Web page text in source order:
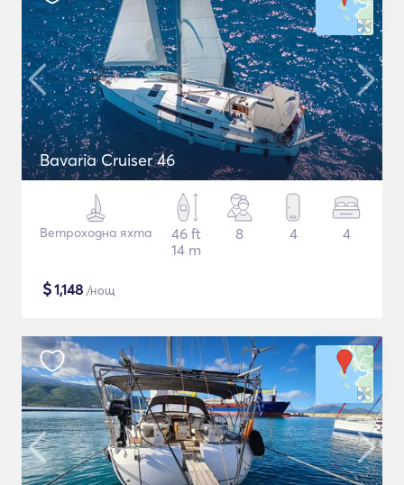
Bavaria Cruiser 46
Ветроходна яхта
46 ft
14 m
8 4 4
$1,148 /нощ